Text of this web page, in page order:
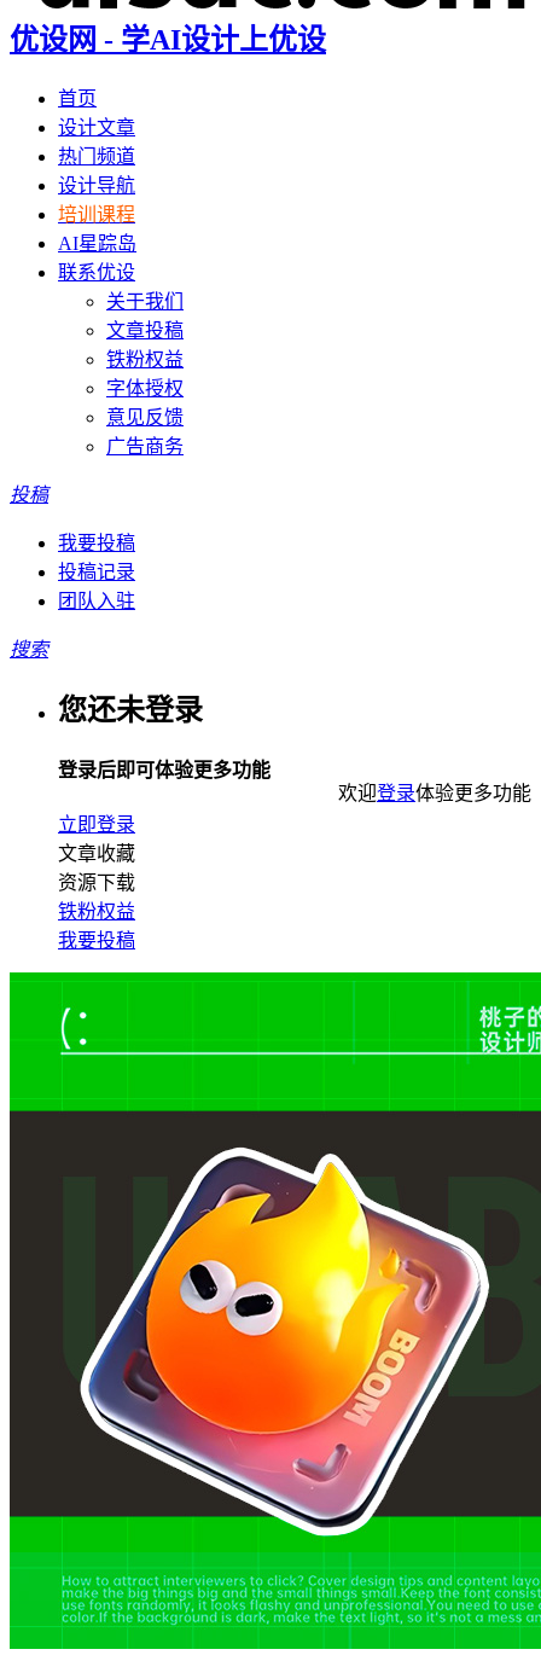
优设网 - 学AI设计上优设
首页
设计文章
热门频道
设计导航
培训课程
AI星踪岛
联系优设
关于我们
文章投稿
铁粉权益
字体授权
意见反馈
广告商务
投稿
我要投稿
投稿记录
团队入驻
搜索
您还未登录
登录后即可体验更多功能
立即登录
文章收藏
资源下载
铁粉权益
我要投稿
欢迎登录体验更多功能